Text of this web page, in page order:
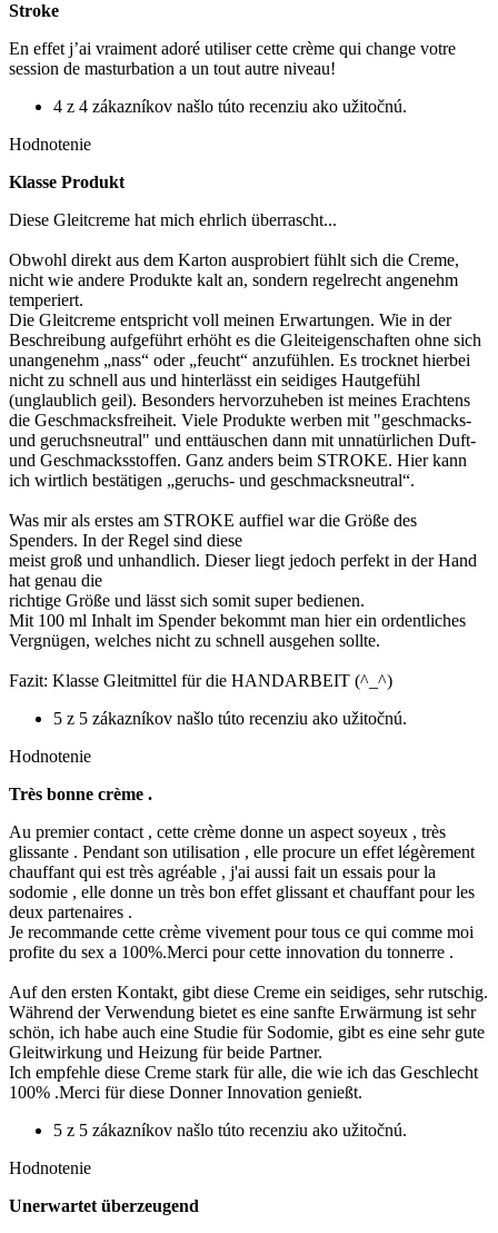
Stroke
En effet j’ai vraiment adoré utiliser cette crème qui change votre
session de masturbation a un tout autre niveau!
4 z 4 zákazníkov našlo túto recenziu ako užitočnú.
Hodnotenie
Klasse Produkt
Diese Gleitcreme hat mich ehrlich überrascht...
Obwohl direkt aus dem Karton ausprobiert fühlt sich die Creme,
nicht wie andere Produkte kalt an, sondern regelrecht angenehm
temperiert.
Die Gleitcreme entspricht voll meinen Erwartungen. Wie in der
Beschreibung aufgeführt erhöht es die Gleiteigenschaften ohne sich
unangenehm „nass“ oder „feucht“ anzufühlen. Es trocknet hierbei
nicht zu schnell aus und hinterlässt ein seidiges Hautgefühl
(unglaublich geil). Besonders hervorzuheben ist meines Erachtens
die Geschmacksfreiheit. Viele Produkte werben mit "geschmacks-
und geruchsneutral" und enttäuschen dann mit unnatürlichen Duft-
und Geschmacksstoffen. Ganz anders beim STROKE. Hier kann
ich wirtlich bestätigen „geruchs- und geschmacksneutral“.
Was mir als erstes am STROKE auffiel war die Größe des
Spenders. In der Regel sind diese
meist groß und unhandlich. Dieser liegt jedoch perfekt in der Hand
hat genau die
richtige Größe und lässt sich somit super bedienen.
Mit 100 ml Inhalt im Spender bekommt man hier ein ordentliches
Vergnügen, welches nicht zu schnell ausgehen sollte.
Fazit: Klasse Gleitmittel für die HANDARBEIT (^_^)
5 z 5 zákazníkov našlo túto recenziu ako užitočnú.
Hodnotenie
Très bonne crème .
Au premier contact , cette crème donne un aspect soyeux , très
glissante . Pendant son utilisation , elle procure un effet légèrement
chauffant qui est très agréable , j'ai aussi fait un essais pour la
sodomie , elle donne un très bon effet glissant et chauffant pour les
deux partenaires .
Je recommande cette crème vivement pour tous ce qui comme moi
profite du sex a 100%.Merci pour cette innovation du tonnerre .
Auf den ersten Kontakt, gibt diese Creme ein seidiges, sehr rutschig.
Während der Verwendung bietet es eine sanfte Erwärmung ist sehr
schön, ich habe auch eine Studie für Sodomie, gibt es eine sehr gute
Gleitwirkung und Heizung für beide Partner.
Ich empfehle diese Creme stark für alle, die wie ich das Geschlecht
100% .Merci für diese Donner Innovation genießt.
5 z 5 zákazníkov našlo túto recenziu ako užitočnú.
Hodnotenie
Unerwartet überzeugend